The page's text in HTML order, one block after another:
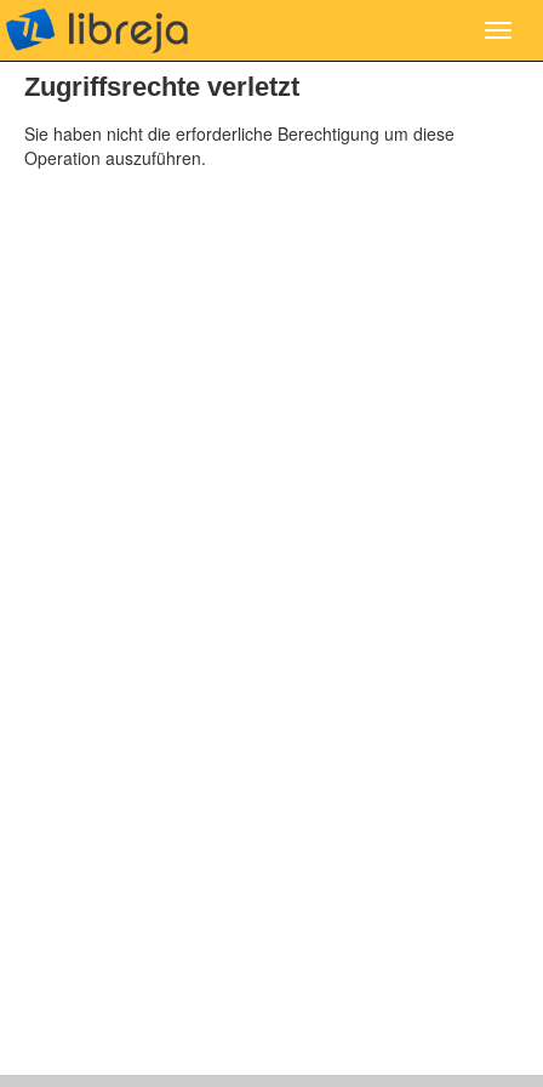
Zugriffsrechte verletzt
Sie haben nicht die erforderliche Berechtigung um diese
Operation auszuführen.